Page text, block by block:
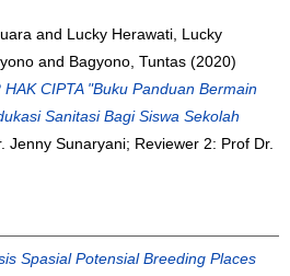
and Lucky Herawati, Lucky
and Bagyono, Tuntas (2020)
CIPTA "Buku Panduan Bermain
Sanitasi Bagi Siswa Sekolah
Jenny Sunaryani; Reviewer 2: Prof Dr.
Spasial Potensial Breeding Places